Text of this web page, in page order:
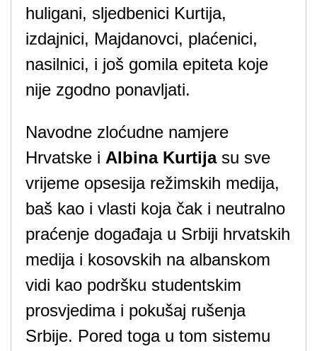
huligani, sljedbenici Kurtija,
izdajnici, Majdanovci, plaćenici,
nasilnici, i još gomila epiteta koje
nije zgodno ponavljati.
Navodne zloćudne namjere
Hrvatske i Albina Kurtijasu sve
vrijeme opsesija režimskih medija,
baš kao i vlasti koja čak i neutralno
praćenje događaja u Srbiji hrvatskih
medija i kosovskih na albanskom
vidi kao podršku studentskim
prosvjedima i pokušaj rušenja
Srbije. Pored toga u tom sistemu